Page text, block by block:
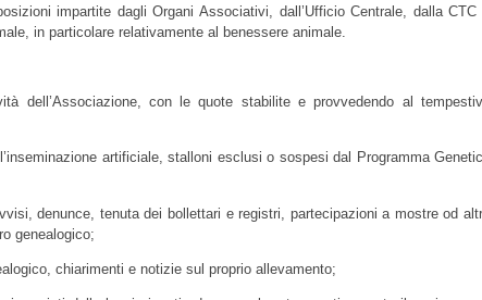
impartite dagli Organi Associativi, dall’Ufficio Centrale, dalla CTC
in particolare relativamente al benessere animale.
con le quote stabilite e provvedendo al
artificiale, stalloni esclusi o sospesi dal Programma
denunce, tenuta dei bollettari e registri, partecipazioni a mostre od
genealogico;
chiarimenti e notizie sul proprio allevamento;